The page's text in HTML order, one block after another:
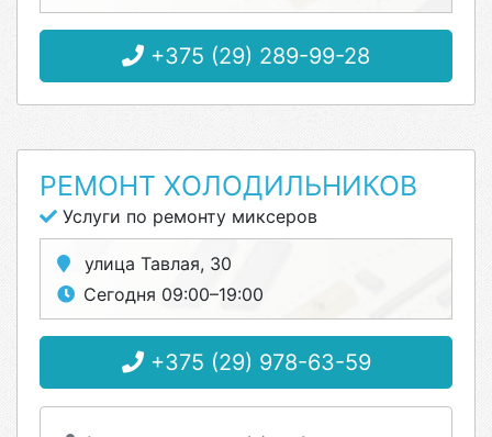
+375 (29) 289-99-28
РЕМОНТ ХОЛОДИЛЬНИКОВ
Услуги по ремонту миксеров
улица Тавлая, 30
Сегодня 09:00–19:00
+375 (29) 978-63-59